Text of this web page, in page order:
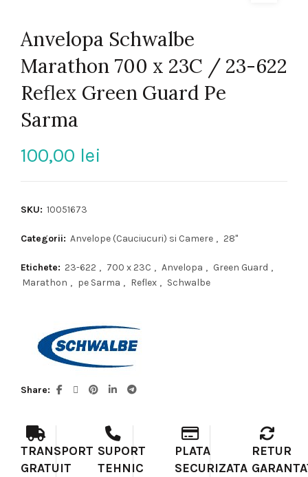
Anvelopa Schwalbe
Marathon 700 x 23C / 23-622
Reflex Green Guard Pe
Sarma
100,00 lei
SKU: 10051673
Categorii: Anvelope (Cauciucuri) si Camere , 28"
Etichete: 23-622 , 700 x 23C , Anvelopa , Green Guard ,
Marathon , pe Sarma , Reflex , Schwalbe
Share
TRANSPORT
GRATUIT
SUPORT
TEHNIC
PLATA
SECURIZATA
RETUR